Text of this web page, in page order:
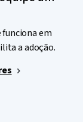
funciona em
a adoção.